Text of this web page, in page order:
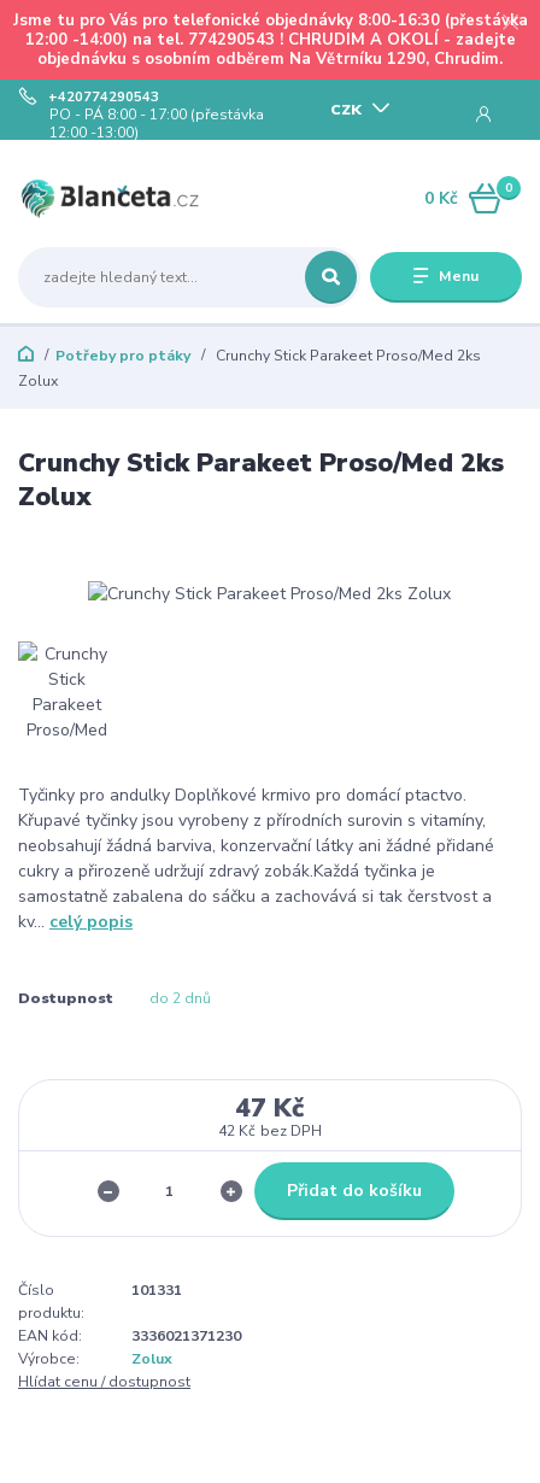
Jsme tu pro Vás pro telefonické objednávky 8:00-16:30 (přestávka
12:00 -14:00) na tel. 774290543 ! CHRUDIM A OKOLÍ - zadejte
objednávku s osobním odběrem Na Větrníku 1290, Chrudim.
Menu
CZK
+420774290543
PO - PÁ 8:00 - 17:00 (přestávka
12:00 -13:00)
0
0 Kč
Potřeby pro ptáky
Crunchy Stick Parakeet Proso/Med 2ks
Zolux
Crunchy Stick Parakeet Proso/Med 2ks
Zolux
Tyčinky pro andulky Doplňkové krmivo pro domácí ptactvo.
Křupavé tyčinky jsou vyrobeny z přírodních surovin s vitamíny,
neobsahují žádná barviva, konzervační látky ani žádné přidané
cukry a přirozeně udržují zdravý zobák.Každá tyčinka je
samostatně zabalena do sáčku a zachovává si tak čerstvost a
kv... celý popis
Dostupnost do 2 dnů
47 Kč
42 Kč bez DPH
Přidat do košíku
Číslo
produktu:
101331
EAN kód:
3336021371230
Výrobce:
Zolux
Hlídat cenu / dostupnost